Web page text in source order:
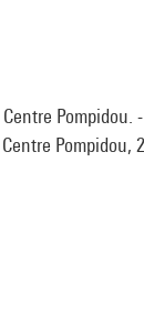
Pompidou.
Pompidou,